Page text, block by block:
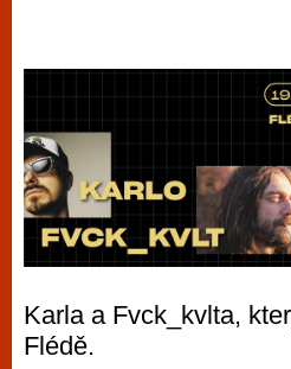
Karla a Fvck_kvlta,
Flédě.